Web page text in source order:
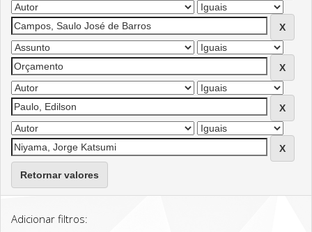
Retornar valores
Adicionar filtros: